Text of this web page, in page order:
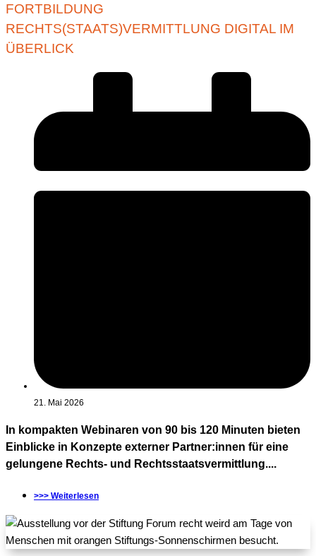
FORTBILDUNG
RECHTS(STAATS)VERMITTLUNG DIGITAL IM
ÜBERLICK
21. Mai 2026
In kompakten Webinaren von 90 bis 120 Minuten bieten
Einblicke in Konzepte externer Partner:innen für eine
gelungene Rechts- und Rechtsstaatsvermittlung....
>>> Weiterlesen